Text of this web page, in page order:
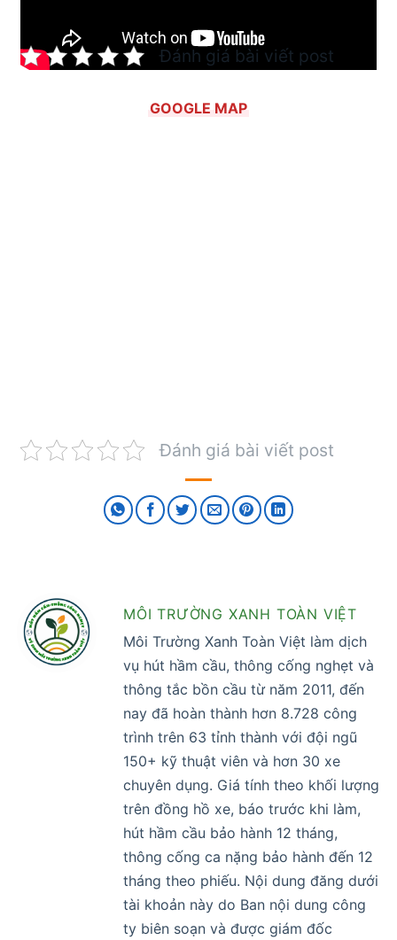
Đánh giá bài viết post
GOOGLE MAP
Đánh giá bài viết post
MÔI TRƯỜNG XANH TOÀN VIỆT
Môi Trường Xanh Toàn Việt làm dịch
vụ hút hầm cầu, thông cống nghẹt và
thông tắc bồn cầu từ năm 2011, đến
nay đã hoàn thành hơn 8.728 công
trình trên 63 tỉnh thành với đội ngũ
150+ kỹ thuật viên và hơn 30 xe
chuyên dụng. Giá tính theo khối lượng
trên đồng hồ xe, báo trước khi làm,
hút hầm cầu bảo hành 12 tháng,
thông cống ca nặng bảo hành đến 12
tháng theo phiếu. Nội dung đăng dưới
tài khoản này do Ban nội dung công
ty biên soạn và được giám đốc